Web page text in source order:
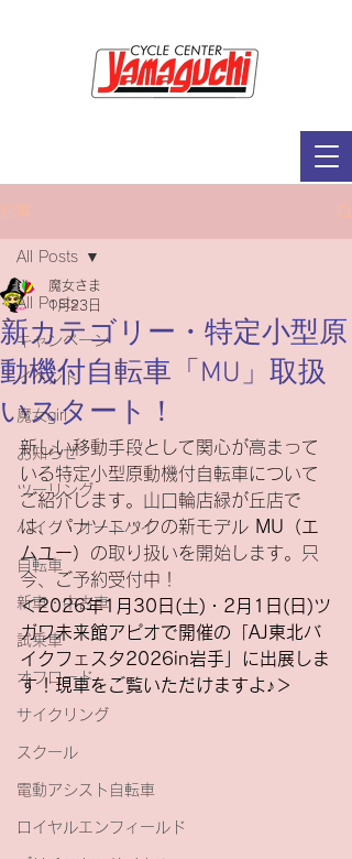
All Posts
キャンペーン
イベント
魔女girl
お知らせ
ツーリング
バイク・オートバイ
自転車
新車・中古車
試乗車
オフロード
サイクリング
スクール
電動アシスト自転車
ロイヤルエンフィールド
All Posts
新カテゴリー・特定小型原
動機付自転車「MU」取扱
いスタート！
魔女さま
1月23日
新しい移動手段として関心が高まって
いる特定小型原動機付自転車について
ご紹介します。山口輪店緑が丘店で
は、パナソニックの新モデル MU（エ
ムユー） の取り扱いを開始します。只
今、ご予約受付中！
＜2026年1月30日(土)・2月1日(日)ツ
ガワ未来館アピオで開催の「AJ東北バ
イクフェスタ2026in岩手」に出展しま
す！現車をご覧いただけますよ♪＞